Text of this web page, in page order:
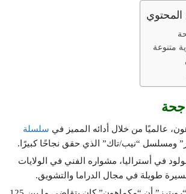
متنوعة
عالميًا من خلال أدائه المميز في سلسلة
ومسلسل “نيب/تاك” الذي حقق نجاحًا كبيرًا.
في أستراليا، مشواره الفني في الولايات
طويلة في مجال الدراما والتشويق.